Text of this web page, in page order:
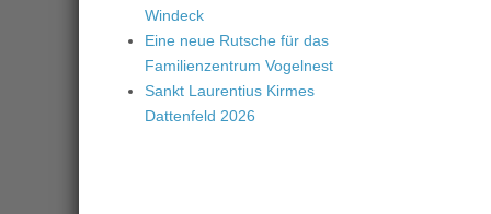
Windeck
Eine neue Rutsche für das
Familienzentrum Vogelnest
Sankt Laurentius Kirmes
Dattenfeld 2026